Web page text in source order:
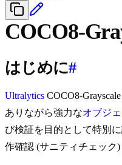
COCO8-
はじめに#
Ultralytics COCO8-
ありながら強力なオブジ
び検証を目的として特別
作確認 (サニティチェック)